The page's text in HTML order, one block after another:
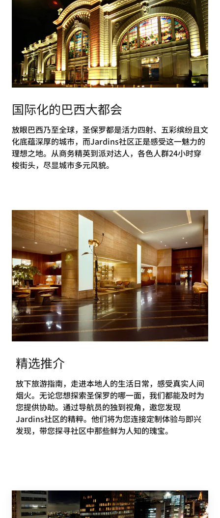
国际化的巴西大都会
放眼巴西乃至全球，圣保罗都是活力四射、五彩缤纷且文
化底蕴深厚的城市，而Jardins社区正是感受这一魅力的
理想之地。从商务精英到派对达人，各色人群24小时穿
梭街头，尽显城市多元风貌。
精选推介
放下旅游指南，走进本地人的生活日常，感受真实人间
烟火。无论您想探索圣保罗的哪一面，我们都能及时为
您提供协助。通过导航员的独到视角，邀您发现
Jardins社区的精粹。他们将为您连接定制体验与即兴
发现，带您探寻社区中那些鲜为人知的瑰宝。